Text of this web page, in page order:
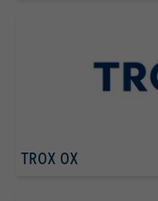
TROX OX